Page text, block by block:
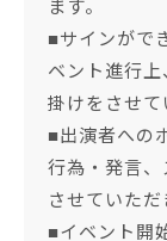
ます。
■サインがで
ベント進行
掛けをさせて
■出演者への
行為・発言、
させていただ
■イベント開